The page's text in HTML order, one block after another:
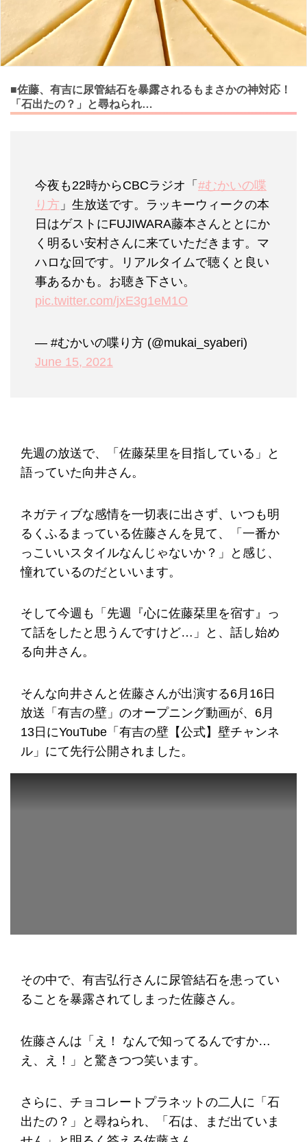
■佐藤、有吉に尿管結石を暴露されるもまさかの神対応！
「石出たの？」と尋ねられ…
今夜も22時からCBCラジオ「 #むかいの喋
り方 」生放送です。ラッキーウィークの本
日はゲストにFUJIWARA藤本さんととにか
く明るい安村さんに来ていただきます。マ
ハロな回です。リアルタイムで聴くと良い
事あるかも。お聴き下さい。
pic.twitter.com/jxE3g1eM1O
— #むかいの喋り方 (@mukai_syaberi)
June 15, 2021
先週の放送で、「佐藤栞里を目指している」と
語っていた向井さん。
ネガティブな感情を一切表に出さず、いつも明
るくふるまっている佐藤さんを見て、「一番か
っこいいスタイルなんじゃないか？」と感じ、
憧れているのだといいます。
そして今週も「先週『心に佐藤栞里を宿す』っ
て話をしたと思うんですけど…」と、話し始め
る向井さん。
そんな向井さんと佐藤さんが出演する6月16日
放送「有吉の壁」のオープニング動画が、6月
13日にYouTube「有吉の壁【公式】壁チャンネ
ル」にて先行公開されました。
その中で、有吉弘行さんに尿管結石を患ってい
ることを暴露されてしまった佐藤さん。
佐藤さんは「え！ なんで知ってるんですか…
え、え！」と驚きつつ笑います。
さらに、チョコレートプラネットの二人に「石
出たの？」と尋ねられ、「石は、まだ出ていま